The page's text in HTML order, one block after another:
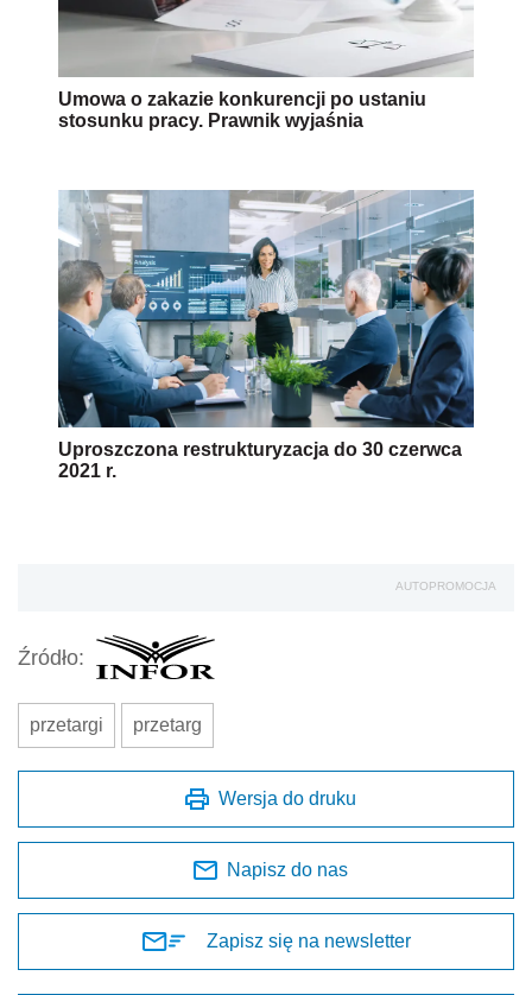
Umowa o zakazie konkurencji po ustaniu
stosunku pracy. Prawnik wyjaśnia
Uproszczona restrukturyzacja do 30 czerwca
2021 r.
AUTOPROMOCJA
Źródło:
przetargi przetarg
Wersja do druku
Napisz do nas
Zapisz się na newsletter